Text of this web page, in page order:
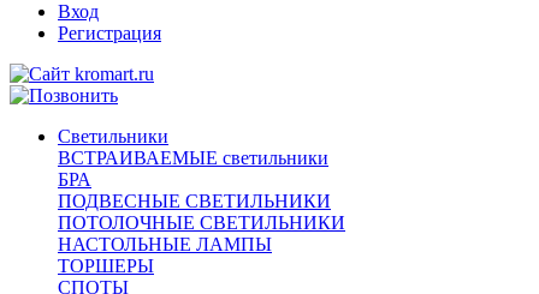
Вход
Регистрация
Светильники
ВСТРАИВАЕМЫЕ светильники
БРА
ПОДВЕСНЫЕ СВЕТИЛЬНИКИ
ПОТОЛОЧНЫЕ СВЕТИЛЬНИКИ
НАСТОЛЬНЫЕ ЛАМПЫ
ТОРШЕРЫ
СПОТЫ